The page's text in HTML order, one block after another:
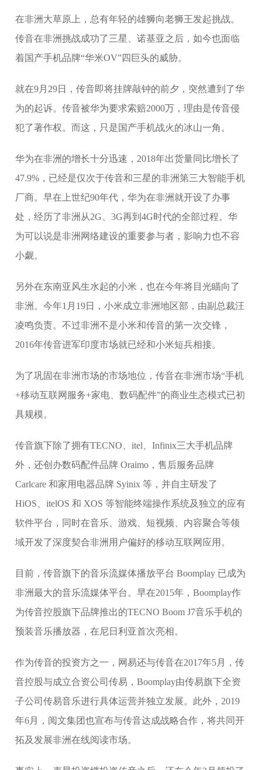
在非洲大草原上，总有年轻的雄狮向老狮王发起挑战。
传音在非洲挑战成功了三星、诺基亚之后，如今也面临
着国产手机品牌“华米OV”四巨头的威胁。
就在9月29日，传音即将挂牌敲钟的前夕，突然遭到了华
为的起诉。传音被华为要求索赔2000万，理由是传音侵
犯了著作权。而这，只是国产手机战火的冰山一角。
华为在非洲的增长十分迅速，2018年出货量同比增长了
47.9%，已经是仅次于传音和三星的非洲第三大智能手机
厂商。早在上世纪90年代，华为在非洲就开设了办事
处，经历了非洲从2G、3G再到4G时代的全部过程。华
为可以说是非洲网络建设的重要参与者，影响力也不容
小觑。
另外在东南亚风生水起的小米，也在今年将目光瞄向了
非洲。今年1月19日，小米成立非洲地区部，由副总裁汪
凌鸣负责。不过非洲不是小米和传音的第一次交锋，
2016年传音进军印度市场就已经和小米短兵相接。
为了巩固在非洲市场的市场地位，传音在非洲市场“手机
+移动互联网服务+家电、数码配件”的商业生态模式已初
具规模。
传音旗下除了拥有TECNO、itel、Infinix三大手机品牌
外，还创办数码配件品牌 Oraimo，售后服务品牌
Carlcare 和家用电器品牌 Syinix 等，并自主研发了
HiOS、itelOS 和 XOS 等智能终端操作系统及独立的应有
软件平台，同时在音乐、游戏、短视频、内容聚合等领
域开发了深度契合非洲用户偏好的移动互联网应用。
目前，传音旗下的音乐流媒体播放平台 Boomplay 已成为
非洲最大的音乐流媒体平台。早在2015年，Boomplay作
为传音控股旗下品牌推出的TECNO Boom J7音乐手机的
预装音乐播放器，在尼日利亚首次亮相。
作为传音的投资方之一，网易还与传音在2017年5月，传
音控股与成立合资公司传易，Boomplay由传易旗下全资
子公司传易音乐进行具体运营并独立发展。此外，2019
年6月，阅文集团也宣布与传音达成战略合作，将共同开
拓及发展非洲在线阅读市场。